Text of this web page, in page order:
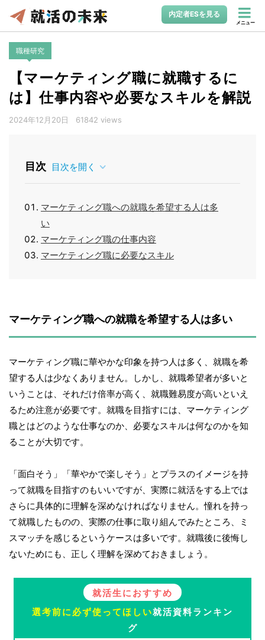
内定者ESを見る
メニュー
職種研究
【マーケティング職に就職するに
は】仕事内容や必要なスキルを解説
2024年12月20日 61842 views
目次 目次を開く
マーケティング職への就職を希望する人は多
い
マーケティング職の仕事内容
マーケティング職に必要なスキル
マーケティング職への就職を希望する人は多い
マーケティング職に華やかな印象を持つ人は多く、就職を希
望する人は少なくありません。しかし、就職希望者が多いと
いうことは、それだけ倍率が高く、就職難易度が高いといえ
るため注意が必要です。就職を目指すには、マーケティング
職とはどのような仕事なのか、必要なスキルは何なのかを知
ることが大切です。
「面白そう」「華やかで楽しそう」とプラスのイメージを持
って就職を目指すのもいいですが、実際に就活をする上では
さらに具体的に理解を深めなければなりません。憧れを持っ
て就職したものの、実際の仕事に取り組んでみたところ、ミ
スマッチを感じるというケースは多いです。就職後に後悔し
ないためにも、正しく理解を深めておきましょう。
就活生におすすめ
選考前に必ず使ってほしい就活資料ランキン
グ